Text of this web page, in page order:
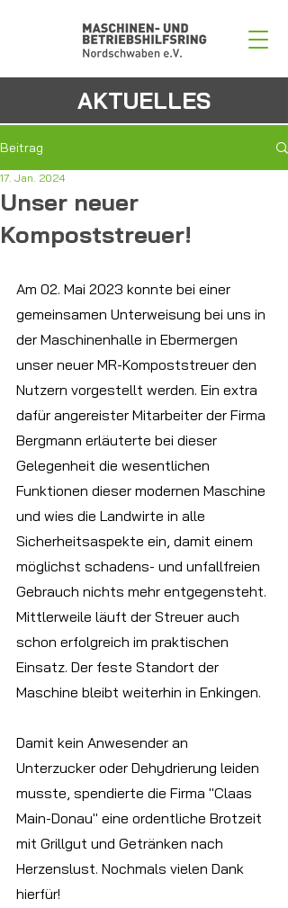
AKTUELLES
Beitrag
Unser neuer
Kompoststreuer!
17. Jan. 2024
Am 02. Mai 2023 konnte bei einer
gemeinsamen Unterweisung bei uns in
der Maschinenhalle in Ebermergen
unser neuer MR-Kompoststreuer den
Nutzern vorgestellt werden. Ein extra
dafür angereister Mitarbeiter der Firma
Bergmann erläuterte bei dieser
Gelegenheit die wesentlichen
Funktionen dieser modernen Maschine
und wies die Landwirte in alle
Sicherheitsaspekte ein, damit einem
möglichst schadens- und unfallfreien
Gebrauch nichts mehr entgegensteht.
Mittlerweile läuft der Streuer auch
schon erfolgreich im praktischen
Einsatz. Der feste Standort der
Maschine bleibt weiterhin in Enkingen.
Damit kein Anwesender an
Unterzucker oder Dehydrierung leiden
musste, spendierte die Firma "Claas
Main-Donau" eine ordentliche Brotzeit
mit Grillgut und Getränken nach
Herzenslust. Nochmals vielen Dank
hierfür!